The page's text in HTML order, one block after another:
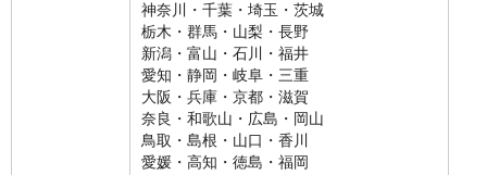
神奈川・千葉・埼玉・茨城
栃木・群馬・山梨・長野
新潟・富山・石川・福井
愛知・静岡・岐阜・三重
大阪・兵庫・京都・滋賀
奈良・和歌山・広島・岡山
鳥取・島根・山口・香川
愛媛・高知・徳島・福岡